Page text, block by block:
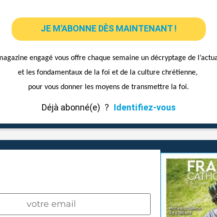
JE M'ABONNE DÈS MAINTENANT !
engagé vous offre chaque semaine un décryptage de
et les fondamentaux de la foi et de la culture chrétienne,
pour vous donner les moyens de transmettre la foi.
Déjà abonné(e) ? Identifiez-vous